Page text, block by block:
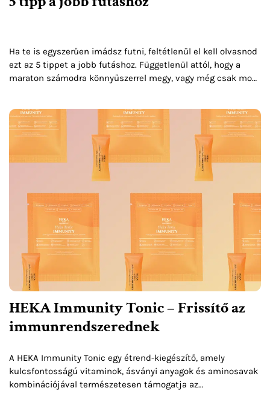
Ha te is egyszerűen imádsz futni, feltétlenül el kell olvasnod
ezt az 5 tippet a jobb futáshoz. Függetlenül attól, hogy a
maraton számodra könnyűszerrel megy, vagy még csak most
HEKA Immunity Tonic – Frissítő az
immunrendszerednek
A HEKA Immunity Tonic egy étrend-kiegészítő, amely
kulcsfontosságú vitaminok, ásványi anyagok és aminosavak
kombinációjával természetesen támogatja az